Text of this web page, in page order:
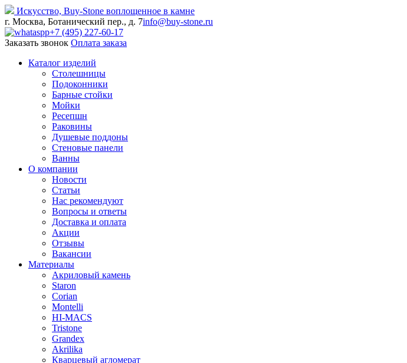
Искусство, Buy-Stone воплощенное в камне
г. Москва, Ботанический пер., д. 7info@buy-stone.ru
+7 (495) 227-60-17
Заказать звонок Оплата заказа
Каталог изделий
Столешницы
Подоконники
Барные стойки
Мойки
Ресепшн
Раковины
Душевые поддоны
Стеновые панели
Ванны
О компании
Новости
Статьи
Нас рекомендуют
Вопросы и ответы
Доставка и оплата
Акции
Отзывы
Вакансии
Материалы
Акриловый камень
Staron
Corian
Montelli
HI-MACS
Tristone
Grandex
Akrilika
Кварцевый агломерат